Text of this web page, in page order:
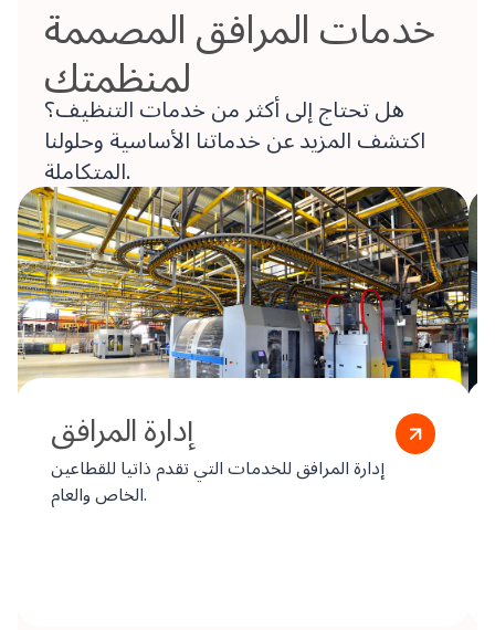
خدمات المرافق المصممة
لمنظمتك
هل تحتاج إلى أكثر من خدمات التنظيف؟
اكتشف المزيد عن خدماتنا الأساسية وحلولنا
المتكاملة.
إدارة المرافق
إدارة المرافق للخدمات التي تقدم ذاتيا للقطاعين
الخاص والعام.